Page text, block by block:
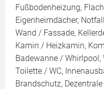
Fußbodenheizung,
Eigenheimdächer,
Wand / Fassade,
Kamin / Heizkamin,
Badewanne / Whirlpool,
Toilette / WC,
Brandschutz,